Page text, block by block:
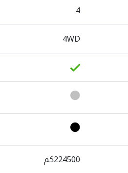
4
4WD
224500كم